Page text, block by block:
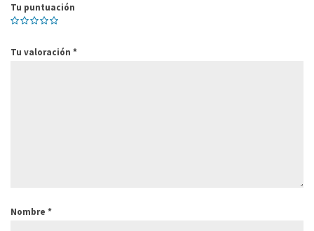
Tu puntuación
Tu valoración *
Nombre *